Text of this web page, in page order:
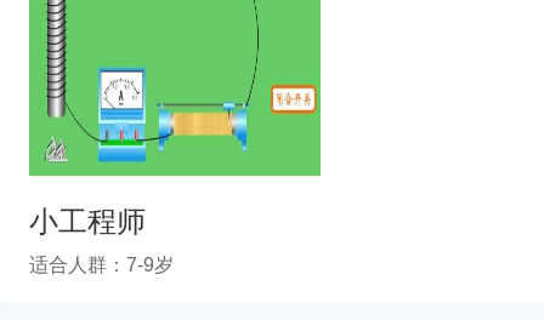
小工程师
适合人群：7-9岁